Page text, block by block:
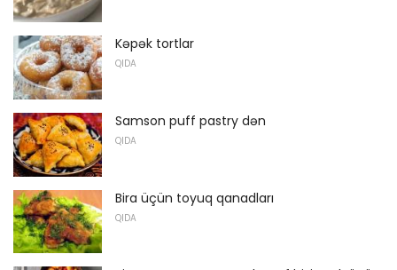
Kəpək tortlar
QIDA
Samson puff pastry dən
QIDA
Bira üçün toyuq qanadları
QIDA